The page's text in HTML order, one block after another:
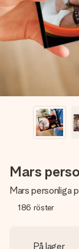
namn, ditt
hennes
Mars
Mars personliga
186 röster
På lager